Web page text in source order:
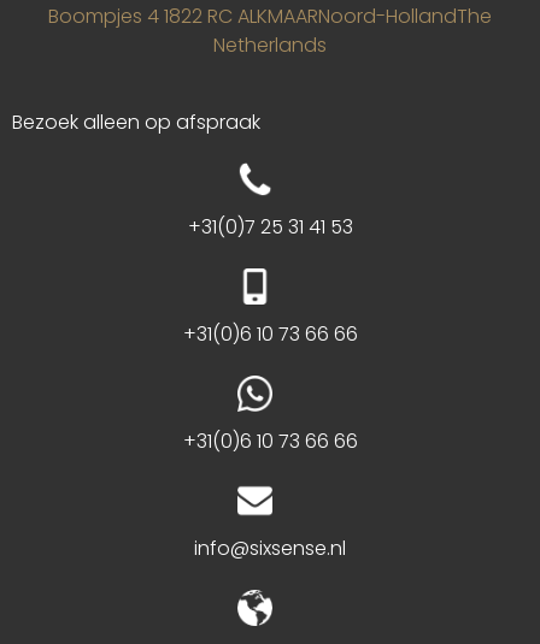
Boompjes 41822 RC ALKMAARNoord-HollandThe
Netherlands
Bezoek alleen op afspraak
+31(0)7 25 31 41 53
+31(0)6 10 73 66 66
+31(0)6 10 73 66 66
info@sixsense.nl